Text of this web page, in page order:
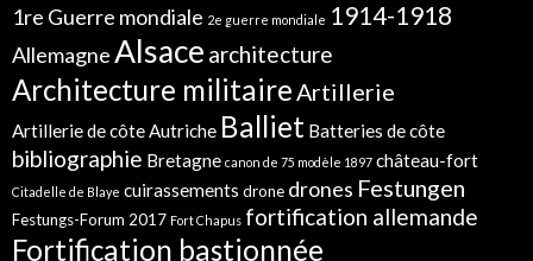
1re Guerre mondiale 2e guerre mondiale 1914-1918
AllemagneAlsace architecture
Architecture militaireArtillerie
Artillerie de côteAutriche Balliet Batteries de côte
bibliographie Bretagne canon de 75 modèle 1897 château-fort
Citadelle de Blaye cuirassements drone drones Festungen
Festungs-Forum 2017 Fort Chapus fortification allemande
Fortification bastionnée